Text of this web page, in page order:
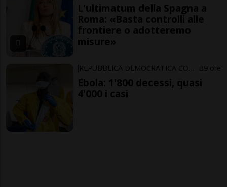
L'ultimatum della Spagna a
Roma: «Basta controlli alle
frontiere o adotteremo
misure»
9 ore
Ebola: 1'800 decessi, quasi
4'000 i casi